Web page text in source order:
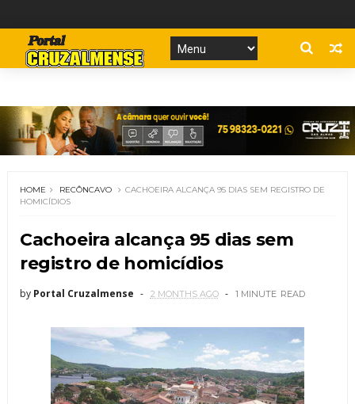
HOME RECÔNCAVO
CACHOEIRA ALCANÇA 95 DIAS SEM REGISTRO DE
HOMICÍDIOS
Cachoeira alcança 95 dias sem
registro de homicídios
by Portal Cruzalmense 2 MONTHS AGO 1 MINUTE READ